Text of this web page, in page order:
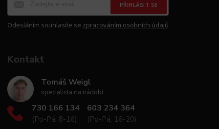
PŘIHLÁSIT SE
Odesláním souhlasíte se zpracováním osobních údajů
.
Kontakt
Tomáš Weigl
specialista na nádobí
730 166 134
(Po-Pá, 8-16)
603 234 364
(Po-Pá, 16-20)